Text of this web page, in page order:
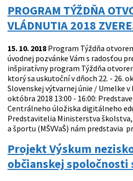
PROGRAM TÝŽDŇA
VLÁDNUTIA 2018
15. 10. 2018 Program Týždňa
úvodnej pozvánke Vám s radosťou
inšpiratívny program Týždňa
ktorý sa uskutoční v dňoch 22. - 26.
Slovenskej výtvarnej únie / Umelke
októbra 2018 13:00 - 16:00:
Centrálneho úložiska digitálneho
Predstavitelia Ministerstva školstva,
a športu (MŠVVaŠ) nám predstavia
Projekt Výskum
občianskej spoločnosti